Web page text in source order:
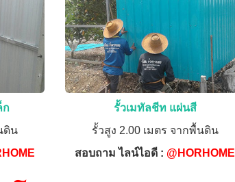
ก
ดิน
รั้วเมทัลชีท แผ่นสี
รั้วสูง 2.00 เมตร จากพื้นดิน
สอบถาม ไลน์ไอดี : @HORHOME